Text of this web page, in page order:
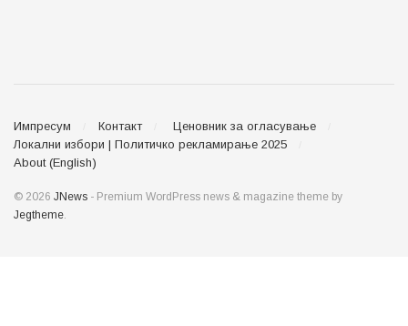
Импресум Контакт
Ценовник за огласување
Локални избори | Политичко рекламирање 2025
About (English)
© 2026 JNews - Premium WordPress news & magazine theme by
Jegtheme